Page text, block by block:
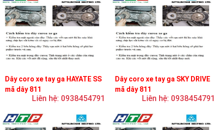
Dây coro xe tay ga HAYATE SS
mã dây 811
Liên hệ: 0938454791
Dây coro xe tay ga SKY DRIVE
mã dây 811
Liên hệ: 0938454791